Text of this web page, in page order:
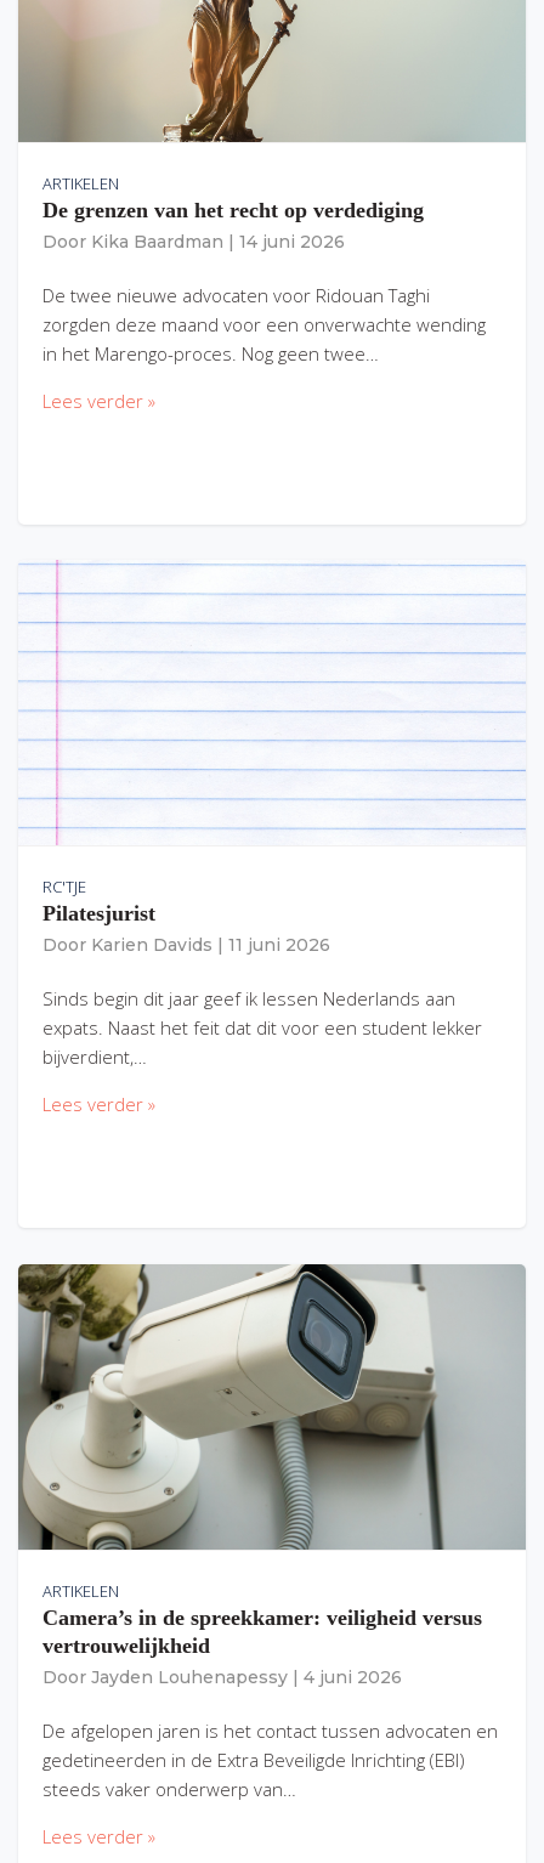
ARTIKELEN
De grenzen van het recht op verdediging
Door Kika Baardman 14 juni 2026
De twee nieuwe advocaten voor Ridouan Taghi
zorgden deze maand voor een onverwachte wending
in het Marengo-proces. Nog geen twee…
Lees verder »
RC'TJE
Pilatesjurist
Door Karien Davids 11 juni 2026
Sinds begin dit jaar geef ik lessen Nederlands aan
expats. Naast het feit dat dit voor een student lekker
bijverdient,…
Lees verder »
ARTIKELEN
Camera’s in de spreekkamer: veiligheid versus
vertrouwelijkheid
Door Jayden Louhenapessy 4 juni 2026
De afgelopen jaren is het contact tussen advocaten en
gedetineerden in de Extra Beveiligde Inrichting (EBI)
steeds vaker onderwerp van…
Lees verder »